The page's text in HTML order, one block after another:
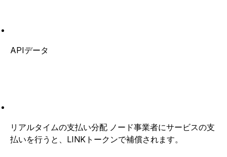
APIデータ
リアルタイムの支払い分配 ノード事業者にサービスの支
払いを行うと、LINKトークンで補償されます。